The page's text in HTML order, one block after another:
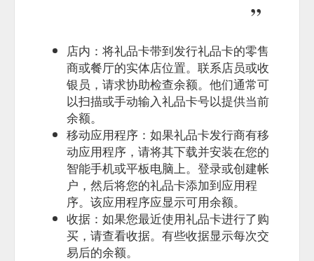
店内：将礼品卡带到发行礼品卡的零售
商或餐厅的实体店位置。联系店员或收
银员，请求协助检查余额。他们通常可
以扫描或手动输入礼品卡号以提供当前
余额。
移动应用程序：如果礼品卡发行商有移
动应用程序，请将其下载并安装在您的
智能手机或平板电脑上。登录或创建帐
户，然后将您的礼品卡添加到应用程
序。该应用程序应显示可用余额。
收据：如果您最近使用礼品卡进行了购
买，请查看收据。有些收据显示每次交
易后的余额。